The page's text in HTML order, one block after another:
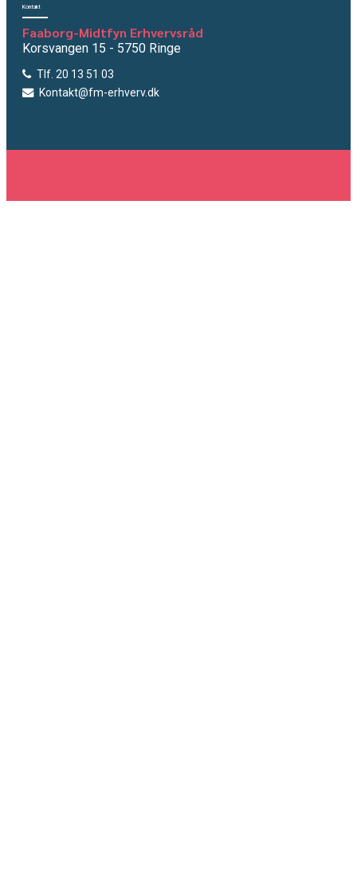
Kontakt
Faaborg-Midtfyn Erhvervsråd
Korsvangen 15 - 5750 Ringe
Tlf. 20 13 51 03
Kontakt@fm-erhverv.dk